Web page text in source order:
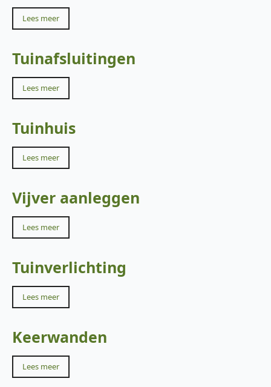
Lees meer
Tuinafsluitingen
Lees meer
Tuinhuis
Lees meer
Vijver aanleggen
Lees meer
Tuinverlichting
Lees meer
Keerwanden
Lees meer